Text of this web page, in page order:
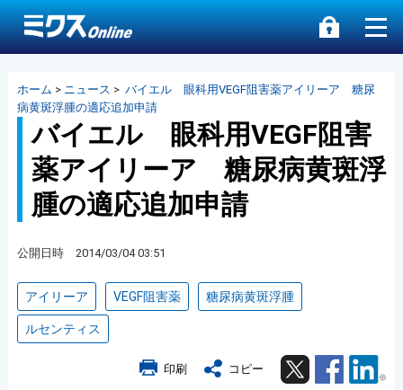
ホーム > ニュース > バイエル 眼科用VEGF阻害薬アイリーア 糖尿
病黄斑浮腫の適応追加申請
バイエル 眼科用VEGF阻害
薬アイリーア 糖尿病黄斑浮
腫の適応追加申請
公開日時 2014/03/04 03:51
アイリーア VEGF阻害薬 糖尿病黄斑浮腫
ルセンティス
印刷 コピー Twitter Facebook